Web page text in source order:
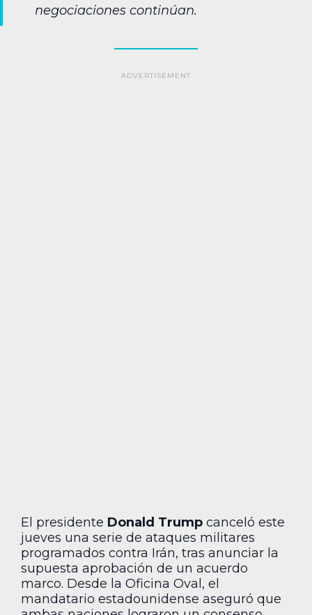
negociaciones continúan.
El presidente Donald Trump canceló este
jueves una serie de ataques militares
programados contra Irán, tras anunciar la
supuesta aprobación de un acuerdo
marco. Desde la Oficina Oval, el
mandatario estadounidense aseguró que